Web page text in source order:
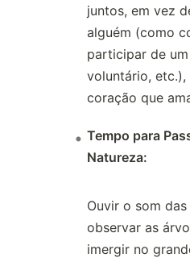
juntos, em vez
alguém (como
participar de
voluntário, etc.),
coração que
Tempo para
Natureza:
Ouvir o som
observar as
imergir no